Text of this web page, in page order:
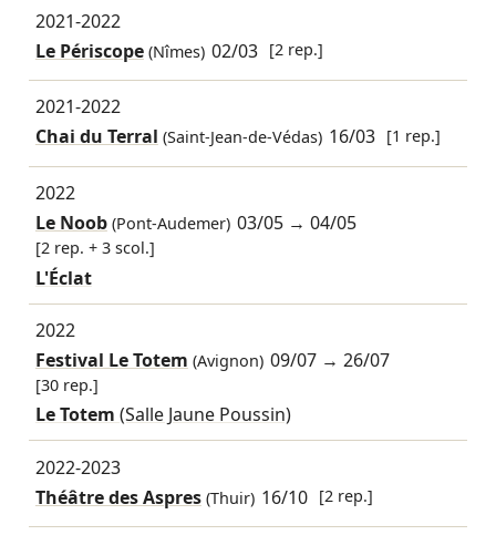
2021-2022
Le Périscope(Nîmes) 02/03 [2 rep.]
2021-2022
Chai du Terral (Saint-Jean-de-Védas) 16/03 [1 rep.]
2022
Le Noob(Pont-Audemer) 03/05 →04/05
[2 rep. + 3 scol.]
L'Éclat
2022
Festival Le Totem (Avignon) 09/07 →26/07
[30 rep.]
Le Totem (Salle Jaune Poussin)
2022-2023
Théâtre des Aspres(Thuir) 16/10 [2 rep.]